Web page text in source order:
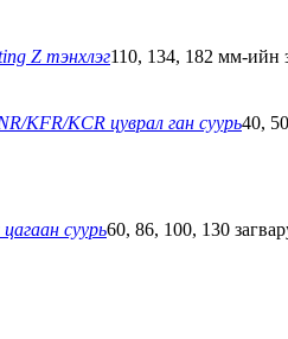
Z тэнхлэг110, 134, 182 мм-ийн
KFR/KCR цуврал ган суурь40,
суурь60, 86, 100, 130